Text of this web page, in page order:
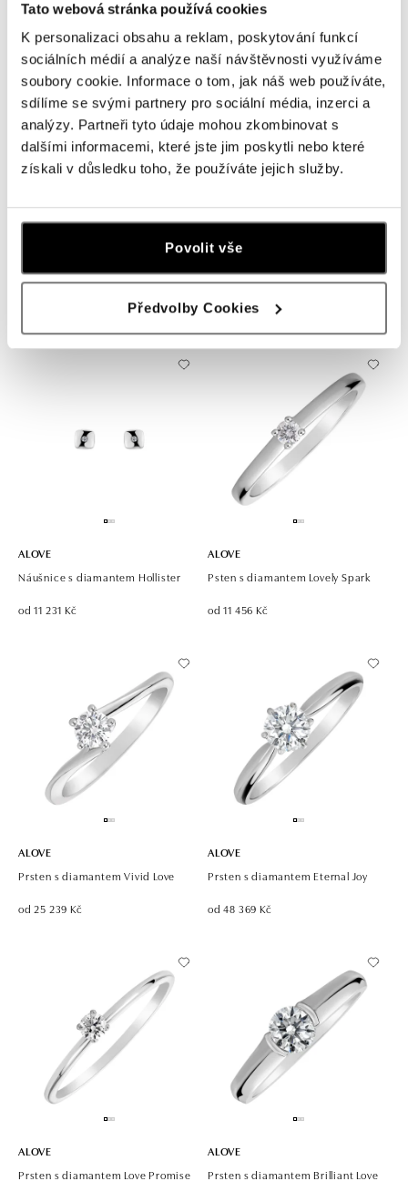
Tato webová stránka používá cookies
K personalizaci obsahu a reklam, poskytování funkcí
sociálních médií a analýze naší návštěvnosti využíváme
soubory cookie. Informace o tom, jak náš web používáte,
sdílíme se svými partnery pro sociální média, inzerci a
analýzy. Partneři tyto údaje mohou zkombinovat s
dalšími informacemi, které jste jim poskytli nebo které
získali v důsledku toho, že používáte jejich služby.
Povolit vše
Předvolby Cookies
Miracle
od 27 305 Kč
ALOVE
Náušnice s diamantem Hollister
od 11 231 Kč
ALOVE
Psten s diamantem Lovely Spark
od 11 456 Kč
ALOVE
Prsten s diamantem Vivid Love
od 25 239 Kč
ALOVE
Prsten s diamantem Eternal Joy
od 48 369 Kč
ALOVE
Prsten s diamantem Love Promise
ALOVE
Prsten s diamantem Brilliant Love